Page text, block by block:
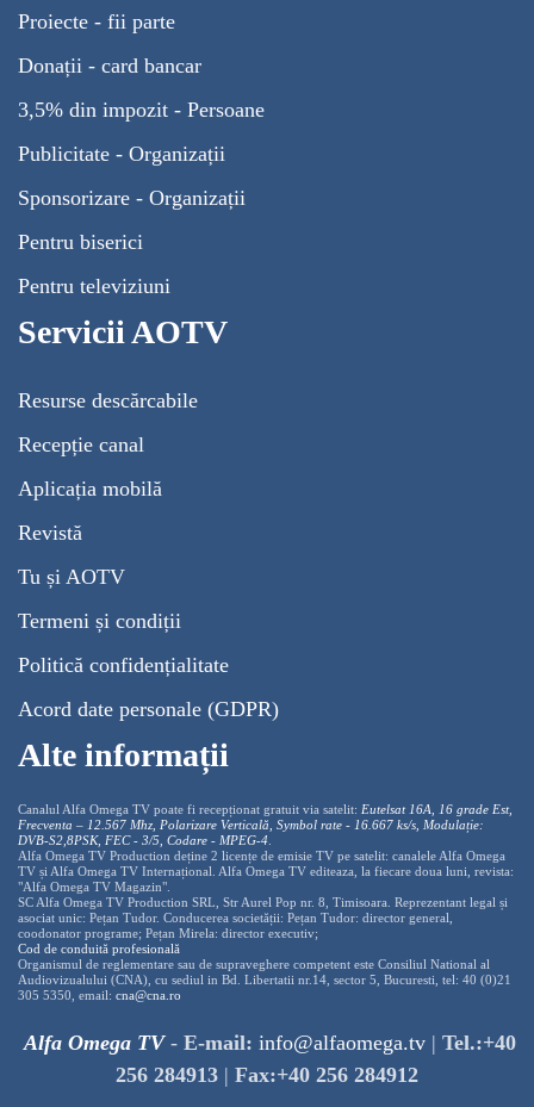
Proiecte - fii parte
Donații - card bancar
3,5% din impozit - Persoane
Publicitate - Organizații
Sponsorizare - Organizații
Pentru biserici
Pentru televiziuni
Servicii AOTV
Resurse descărcabile
Recepție canal
Aplicația mobilă
Revistă
Tu și AOTV
Termeni și condiții
Politică confidențialitate
Acord date personale (GDPR)
Alte informații
Canalul Alfa Omega TV poate fi recepționat gratuit via satelit: Eutelsat 16A, 16 grade Est,
Frecventa – 12.567 Mhz, Polarizare Verticală, Symbol rate - 16.667 ks/s, Modulație:
DVB-S2,8PSK, FEC - 3/5, Codare - MPEG-4
Alfa Omega TV Production deține 2 licențe de emisie TV pe satelit: canalele Alfa Omega
TV și Alfa Omega TV Internațional. Alfa Omega TV editeaza, la fiecare doua luni, revista:
"Alfa Omega TV Magazin".
SC Alfa Omega TV Production SRL, Str Aurel Pop nr. 8, Timisoara. Reprezentant legal și
asociat unic: Pețan Tudor. Conducerea societății: Pețan Tudor: director general,
coodonator programe; Pețan Mirela: director executiv;
Cod de conduită profesională
Organismul de reglementare sau de supraveghere competent este Consiliul National al
Audiovizualului (CNA), cu sediul in Bd. Libertatii nr.14, sector 5, Bucuresti, tel: 40 (0)21
305 5350, email: cna@cna.ro
Alfa Omega TV- E-mail: info@alfaomega.tv | Tel.:+40
256 284913 | Fax:+40 256 284912